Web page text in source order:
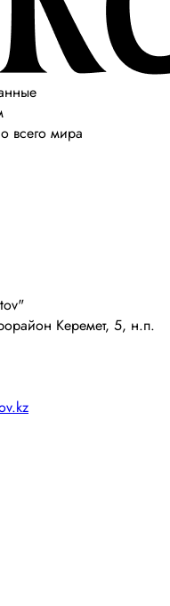
всего мира
Керемет, 5, н.п.